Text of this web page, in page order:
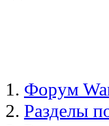
Форум
Разделы